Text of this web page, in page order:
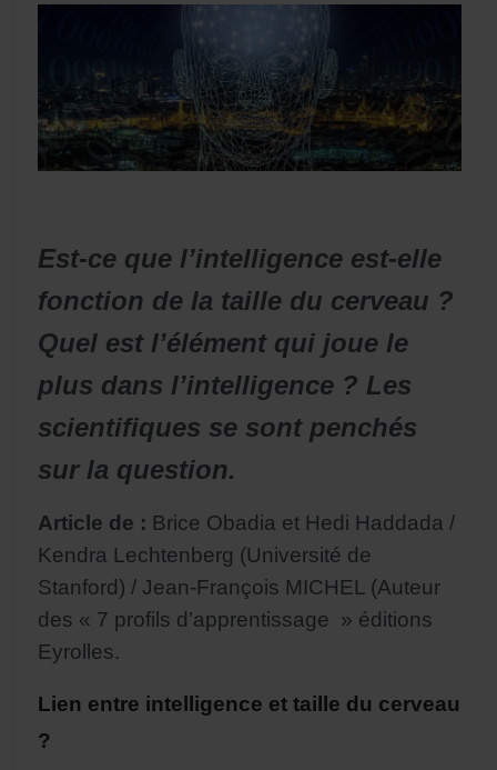
Est-ce que l’intelligence est-elle
fonction de la taille du cerveau ?
Quel est l’élément qui joue le
plus dans l’intelligence ? Les
scientifiques se sont penchés
sur la question.
Article de : Brice Obadia et Hedi Haddada /
Kendra Lechtenberg (Université de
Stanford) / Jean-François MICHEL (Auteur
des « 7 profils d’apprentissage » éditions
Eyrolles.
Lien entre intelligence et taille du cerveau
?